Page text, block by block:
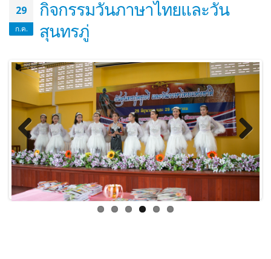
29
ก.ค.
กิจกรรมวันภาษาไทยและวัน
สุนทรภู่
Previous